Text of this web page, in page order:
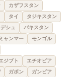
カザフスタン
タイ
タジキスタン
シュ
パキスタン
ミャンマー
モンゴル
ジプト
エチオピア
ガボン
ガンビア